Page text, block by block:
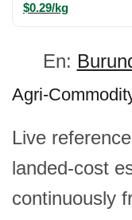
$0.29/kg
En:
Agri-
Live
landed-cost
continuously